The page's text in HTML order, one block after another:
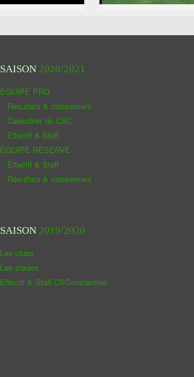
SAISON 2020/2021
ÉQUIPE PRO
Résultats & classement
Calendrier du CSC
Effectif & Staff
ÉQUIPE RÉSERVE
Effectif & Staff
Résultats & classement
SAISON 2019/2020
Les clubs
Les stades
Effectif & Staff CSConstantine